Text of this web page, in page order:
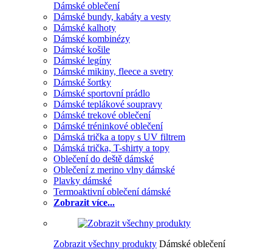
Dámské oblečení
Dámské bundy, kabáty a vesty
Dámské kalhoty
Dámské kombinézy
Dámské košile
Dámské legíny
Dámské mikiny, fleece a svetry
Dámské šortky
Dámské sportovní prádlo
Dámské teplákové soupravy
Dámské trekové oblečení
Dámské tréninkové oblečení
Dámská trička a topy s UV filtrem
Dámská trička, T-shirty a topy
Oblečení do deště dámské
Oblečení z merino vlny dámské
Plavky dámské
Termoaktivní oblečení dámské
Zobrazit více...
Zobrazit všechny produkty Dámské oblečení